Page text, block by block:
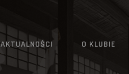
AKTUALNOŚCI O KLUBIE